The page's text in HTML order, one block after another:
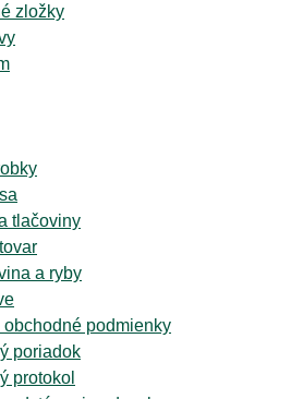
zložky
tlačoviny
a ryby
podmienky
poriadok
protokol